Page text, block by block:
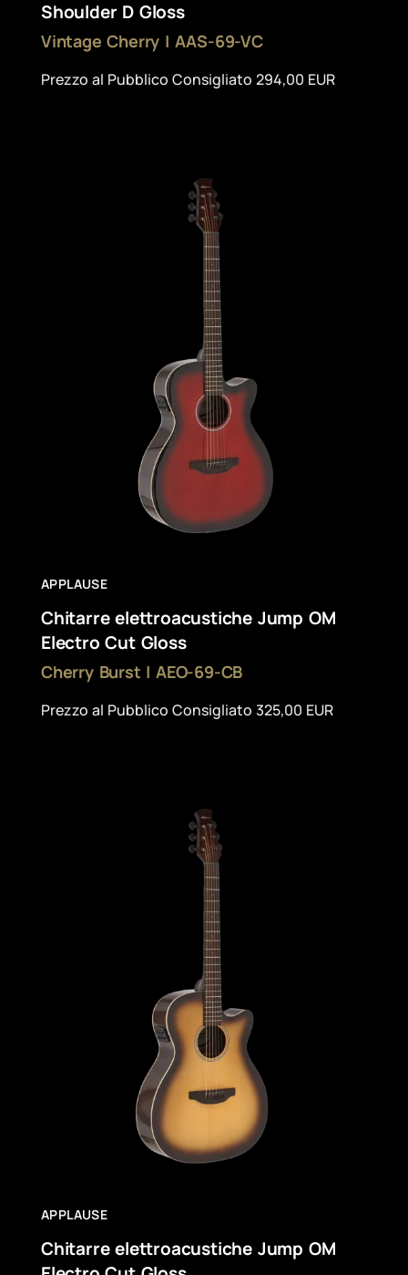
Shoulder D Gloss
Vintage Cherry | AAS-69-VC
Prezzo al Pubblico Consigliato 294,00 EUR
APPLAUSE
Chitarre elettroacustiche Jump OM
Electro Cut Gloss
Cherry Burst | AEO-69-CB
Prezzo al Pubblico Consigliato 325,00 EUR
APPLAUSE
Chitarre elettroacustiche Jump OM